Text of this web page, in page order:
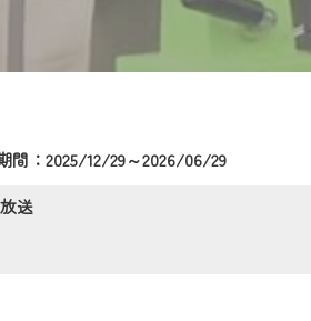
間：2025/12/29～2026/06/29
送
もないメンテナンス作業を予
了承の程よろしくお願いいたし